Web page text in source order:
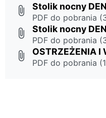
attach_file Stolik nocny
PDF do pobrania
attach_file Stolik nocny
PDF do pobrania
attach_file OSTRZEŻENIA I
PDF do pobrania